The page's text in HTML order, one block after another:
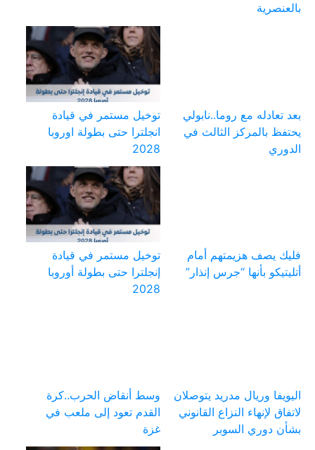
بالعنصرية
بعد تعادله مع روما..نابولي
يحتفظ بالمركز الثالث في
الدوري
توخيل مستمر في قيادة
انجلترا حتى بطولة اوروبا
2028
فليك يصف هزيمتهم أمام
أتليتيكو بأنها “جرس إنذار”
توخيل مستمر في قيادة
إنجلترا حتى بطولة أوروبا
2028
اليويفا وريال مدريد يتوصلان
لاتفاق لإنهاء النزاع القانوني
بشأن دوري السوبر
وسط أنقاض الحرب..كرة
القدم تعود إلى ملعب في
غزة